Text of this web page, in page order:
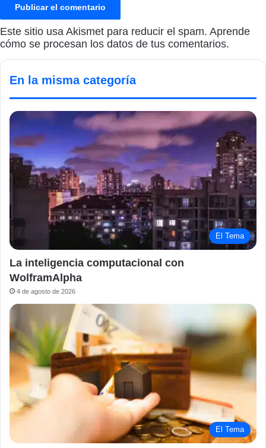
Este sitio usa Akismet para reducir el spam. Aprende
cómo se procesan los datos de tus comentarios.
En la misma categoría
El Tema
La inteligencia computacional con
WolframAlpha
4 de agosto de 2026
El Tema